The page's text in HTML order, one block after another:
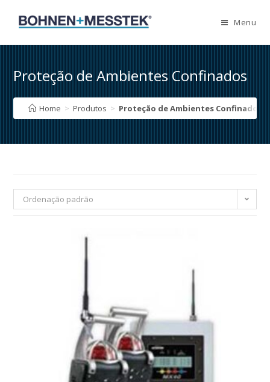
Menu
Proteção de Ambientes Confinados
Home > Produtos > Proteção de Ambientes Confinados
Ordenação padrão